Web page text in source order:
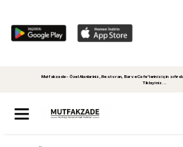
Mutfakzade - Özel Alanlariniz, Restoran, Bar ve Cafe'leriniz için
Tiklayiniz...